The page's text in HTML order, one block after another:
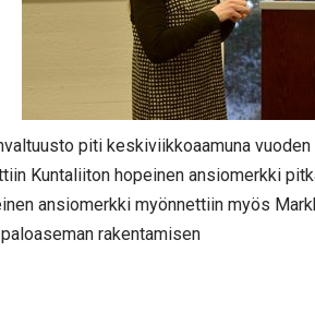
piti keskiviikkoaamuna
Kuntaliiton hopeinen ansiomerkki
ansiomerkki myönnettiin myös
rakentamisen